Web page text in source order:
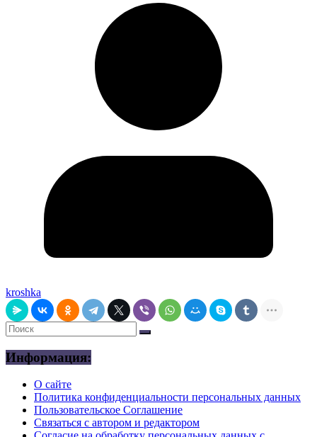
kroshka
Информация:
О сайте
Политика конфиденциальности персональных данных
Пользовательское Соглашение
Связаться с автором и редактором